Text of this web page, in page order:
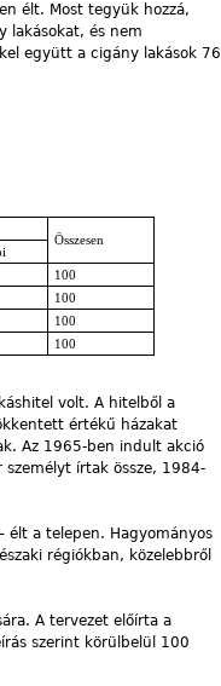
élt. Most tegyük hozzá,
lakásokat, és nem
együtt a cigány lakások 76
Összesen
100
100
100
100
volt. A hitelből a
értékű házakat
Az 1965-ben indult akció
írtak össze, 1984-
élt a telepen. Hagyományos
régiókban, közelebbről
A tervezet előírta a
szerint körülbelül 100